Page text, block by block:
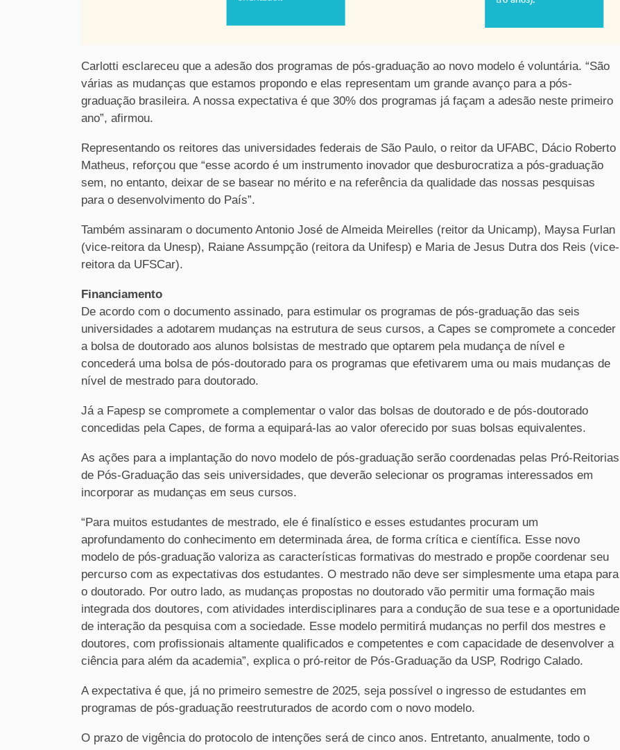
Carlotti esclareceu que a adesão dos programas de pós-graduação ao novo modelo é voluntária. “São
várias as mudanças que estamos propondo e elas representam um grande avanço para a pós-
graduação brasileira. A nossa expectativa é que 30% dos programas já façam a adesão neste primeiro
ano”, afirmou.
Representando os reitores das universidades federais de São Paulo, o reitor da UFABC, Dácio Roberto
Matheus, reforçou que “esse acordo é um instrumento inovador que desburocratiza a pós-graduação
sem, no entanto, deixar de se basear no mérito e na referência da qualidade das nossas pesquisas
para o desenvolvimento do País”.
Também assinaram o documento Antonio José de Almeida Meirelles (reitor da Unicamp), Maysa Furlan
(vice-reitora da Unesp), Raiane Assumpção (reitora da Unifesp) e Maria de Jesus Dutra dos Reis (vice-
reitora da UFSCar).
Financiamento
De acordo com o documento assinado, para estimular os programas de pós-graduação das seis
universidades a adotarem mudanças na estrutura de seus cursos, a Capes se compromete a conceder
a bolsa de doutorado aos alunos bolsistas de mestrado que optarem pela mudança de nível e
concederá uma bolsa de pós-doutorado para os programas que efetivarem uma ou mais mudanças de
nível de mestrado para doutorado.
Já a Fapesp se compromete a complementar o valor das bolsas de doutorado e de pós-doutorado
concedidas pela Capes, de forma a equipará-las ao valor oferecido por suas bolsas equivalentes.
As ações para a implantação do novo modelo de pós-graduação serão coordenadas pelas Pró-Reitorias
de Pós-Graduação das seis universidades, que deverão selecionar os programas interessados em
incorporar as mudanças em seus cursos.
“Para muitos estudantes de mestrado, ele é finalístico e esses estudantes procuram um
aprofundamento do conhecimento em determinada área, de forma crítica e científica. Esse novo
modelo de pós-graduação valoriza as características formativas do mestrado e propõe coordenar seu
percurso com as expectativas dos estudantes. O mestrado não deve ser simplesmente uma etapa para
o doutorado. Por outro lado, as mudanças propostas no doutorado vão permitir uma formação mais
integrada dos doutores, com atividades interdisciplinares para a condução de sua tese e a oportunidade
de interação da pesquisa com a sociedade. Esse modelo permitirá mudanças no perfil dos mestres e
doutores, com profissionais altamente qualificados e competentes e com capacidade de desenvolver a
ciência para além da academia”, explica o pró-reitor de Pós-Graduação da USP, Rodrigo Calado.
A expectativa é que, já no primeiro semestre de 2025, seja possível o ingresso de estudantes em
programas de pós-graduação reestruturados de acordo com o novo modelo.
O prazo de vigência do protocolo de intenções será de cinco anos. Entretanto, anualmente, todo o